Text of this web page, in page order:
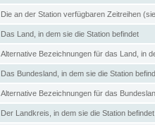
Die an der Station verfügbaren Zeitreihen
Das Land, in dem sie die Station befindet
Alternative Bezeichnungen für das Land, in
Das Bundesland, in dem sie die Station
Alternative Bezeichnungen für das
Der Landkreis, in dem sie die Station befindet